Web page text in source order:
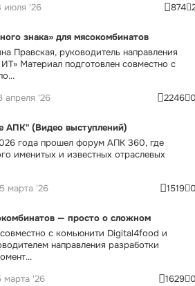
июля '26 874
знака» для мясокомбинатов
Правская, руководитель направления
Материал подготовлен совместно с
апреля '26 2246
АПК" (Видео выступлений)
года прошел форум АПК 360, где
именитых и известных отраслевых
марта '26 1519
— просто о сложном
с комьюнити Digital4food и
направления разработки
марта '26 1629